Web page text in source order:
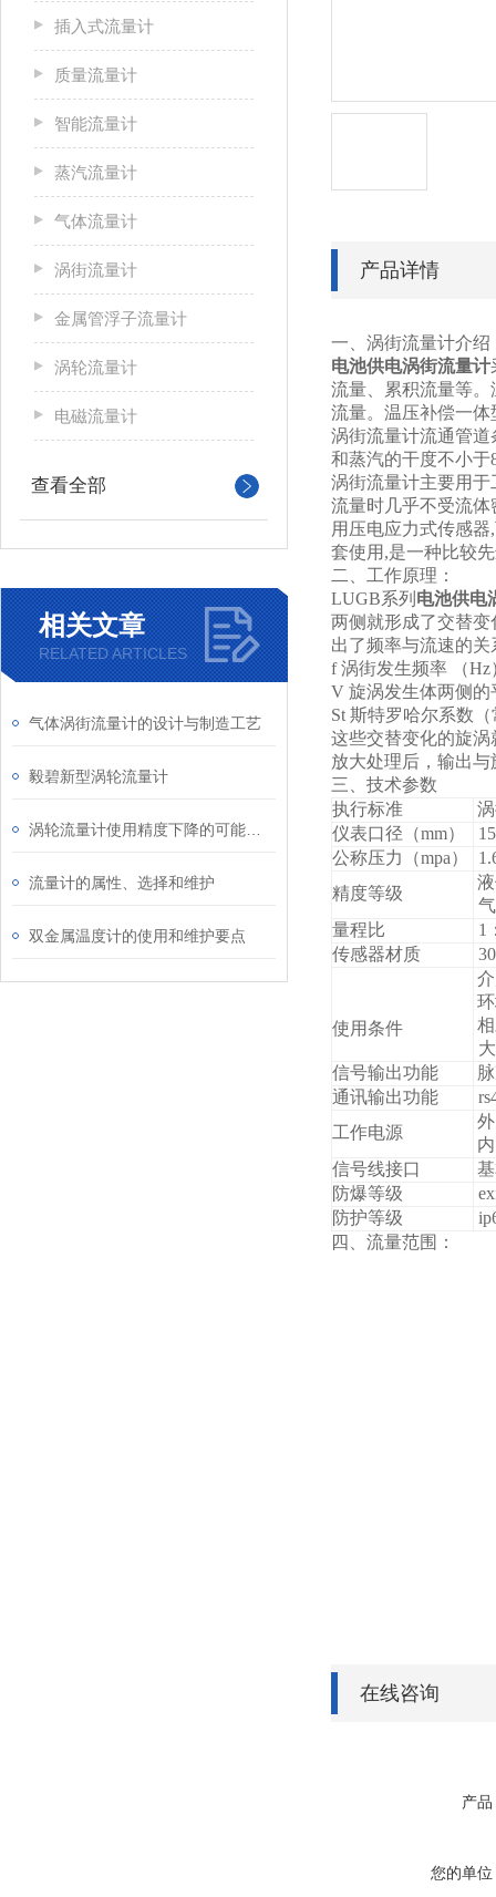
插入式流量计
质量流量计
智能流量计
蒸汽流量计
气体流量计
涡街流量计
金属管浮子流量计
涡轮流量计
电磁流量计
查看全部
相关文章
RELATED ARTICLES
气体涡街流量计的设计与制造工艺
毅碧新型涡轮流量计
流量计的属性、选择和维护
双金属温度计的使用和维护要点
产品详情
一、涡街流量计介绍
电池供电涡街流量计
流量、累积流量等
流量。温压补偿一
涡街流量计流通管
和蒸汽的干度不小于
涡街流量计主要用
流量时几乎不受流
用压电应力式传感
套使用,是一种比较
二、工作原理：
LUGB系列 电池供电
两侧就形成了交替
出了频率与流速的
f涡街发生频率 （Hz
V 旋涡发生体两侧的
St 斯特罗哈尔系数（
这些交替变化的旋
放大处理后，输出
三、技术参数
执行标准
仪表口径（mm）
15
公称压力（mpa）
精度等级
量程比
1
传感器材质
使用条件
信号输出功能
通讯输出功能
工作电源
信号线接口
防爆等级
防护等级
四、流量范围：
在线咨询
产品
您的单位